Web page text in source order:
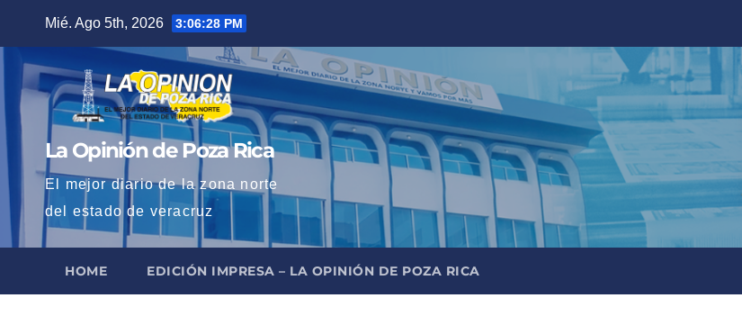
contenido
Mié. Ago 5th, 2026 3:06:29 PM
La Opinión de Poza Rica
El mejor diario de la zona norte
del estado de veracruz
HOME EDICIÓN IMPRESA – LA OPINIÓN DE POZA RICA